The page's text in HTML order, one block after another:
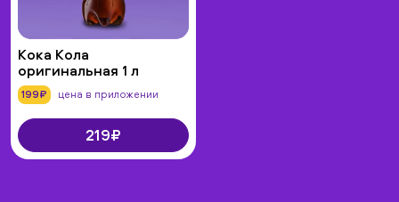
Кока Кола
оригинальная 1 л
199₽ цена в приложении
219₽